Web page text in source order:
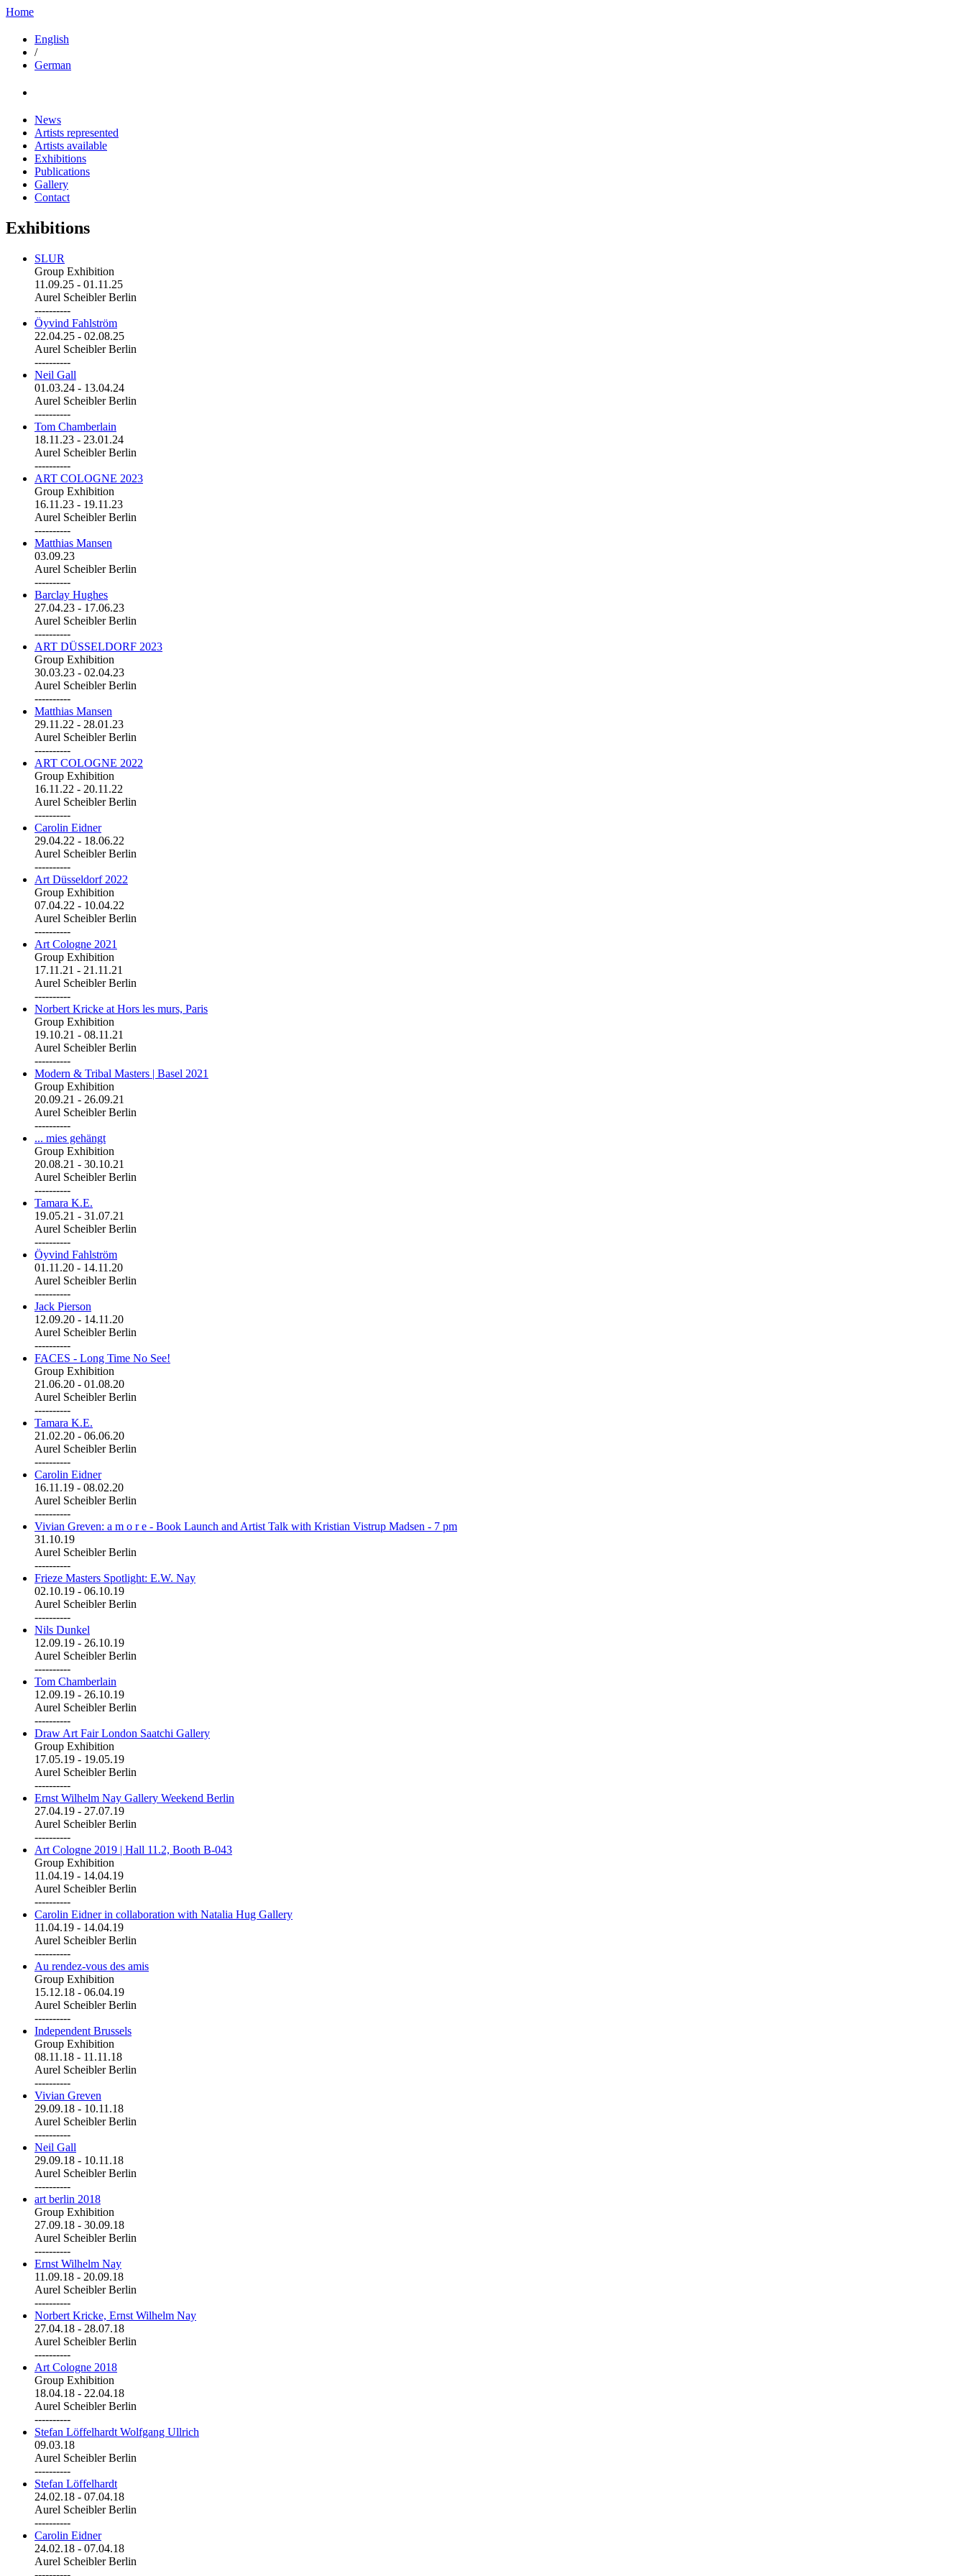
Home
English
/
German
News
Artists represented
Artists available
Exhibitions
Publications
Gallery
Contact
Exhibitions
SLUR
Group Exhibition
11.09.25 - 01.11.25
Aurel Scheibler Berlin
----------
Öyvind Fahlström
22.04.25 - 02.08.25
Aurel Scheibler Berlin
----------
Neil Gall
01.03.24 - 13.04.24
Aurel Scheibler Berlin
----------
Tom Chamberlain
18.11.23 - 23.01.24
Aurel Scheibler Berlin
----------
ART COLOGNE 2023
Group Exhibition
16.11.23 - 19.11.23
Aurel Scheibler Berlin
----------
Matthias Mansen
03.09.23
Aurel Scheibler Berlin
----------
Barclay Hughes
27.04.23 - 17.06.23
Aurel Scheibler Berlin
----------
ART DÜSSELDORF 2023
Group Exhibition
30.03.23 - 02.04.23
Aurel Scheibler Berlin
----------
Matthias Mansen
29.11.22 - 28.01.23
Aurel Scheibler Berlin
----------
ART COLOGNE 2022
Group Exhibition
16.11.22 - 20.11.22
Aurel Scheibler Berlin
----------
Carolin Eidner
29.04.22 - 18.06.22
Aurel Scheibler Berlin
----------
Art Düsseldorf 2022
Group Exhibition
07.04.22 - 10.04.22
Aurel Scheibler Berlin
----------
Art Cologne 2021
Group Exhibition
17.11.21 - 21.11.21
Aurel Scheibler Berlin
----------
Norbert Kricke at Hors les murs, Paris
Group Exhibition
19.10.21 - 08.11.21
Aurel Scheibler Berlin
----------
Modern & Tribal Masters | Basel 2021
Group Exhibition
20.09.21 - 26.09.21
Aurel Scheibler Berlin
----------
... mies gehängt
Group Exhibition
20.08.21 - 30.10.21
Aurel Scheibler Berlin
----------
Tamara K.E.
19.05.21 - 31.07.21
Aurel Scheibler Berlin
----------
Öyvind Fahlström
01.11.20 - 14.11.20
Aurel Scheibler Berlin
----------
Jack Pierson
12.09.20 - 14.11.20
Aurel Scheibler Berlin
----------
FACES - Long Time No See!
Group Exhibition
21.06.20 - 01.08.20
Aurel Scheibler Berlin
----------
Tamara K.E.
21.02.20 - 06.06.20
Aurel Scheibler Berlin
----------
Carolin Eidner
16.11.19 - 08.02.20
Aurel Scheibler Berlin
----------
Vivian Greven: a m o r e - Book Launch and Artist Talk with Kristian Vistrup Madsen - 7 pm
31.10.19
Aurel Scheibler Berlin
----------
Frieze Masters Spotlight: E.W. Nay
02.10.19 - 06.10.19
Aurel Scheibler Berlin
----------
Nils Dunkel
12.09.19 - 26.10.19
Aurel Scheibler Berlin
----------
Tom Chamberlain
12.09.19 - 26.10.19
Aurel Scheibler Berlin
----------
Draw Art Fair London Saatchi Gallery
Group Exhibition
17.05.19 - 19.05.19
Aurel Scheibler Berlin
----------
Ernst Wilhelm Nay Gallery Weekend Berlin
27.04.19 - 27.07.19
Aurel Scheibler Berlin
----------
Art Cologne 2019 | Hall 11.2, Booth B-043
Group Exhibition
11.04.19 - 14.04.19
Aurel Scheibler Berlin
----------
Carolin Eidner in collaboration with Natalia Hug Gallery
11.04.19 - 14.04.19
Aurel Scheibler Berlin
----------
Au rendez-vous des amis
Group Exhibition
15.12.18 - 06.04.19
Aurel Scheibler Berlin
----------
Independent Brussels
Group Exhibition
08.11.18 - 11.11.18
Aurel Scheibler Berlin
----------
Vivian Greven
29.09.18 - 10.11.18
Aurel Scheibler Berlin
----------
Neil Gall
29.09.18 - 10.11.18
Aurel Scheibler Berlin
----------
art berlin 2018
Group Exhibition
27.09.18 - 30.09.18
Aurel Scheibler Berlin
----------
Ernst Wilhelm Nay
11.09.18 - 20.09.18
Aurel Scheibler Berlin
----------
Norbert Kricke, Ernst Wilhelm Nay
27.04.18 - 28.07.18
Aurel Scheibler Berlin
----------
Art Cologne 2018
Group Exhibition
18.04.18 - 22.04.18
Aurel Scheibler Berlin
----------
Stefan Löffelhardt Wolfgang Ullrich
09.03.18
Aurel Scheibler Berlin
----------
Stefan Löffelhardt
24.02.18 - 07.04.18
Aurel Scheibler Berlin
----------
Carolin Eidner
24.02.18 - 07.04.18
Aurel Scheibler Berlin